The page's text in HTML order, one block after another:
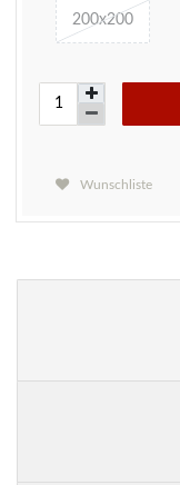
200x200
Wunschliste